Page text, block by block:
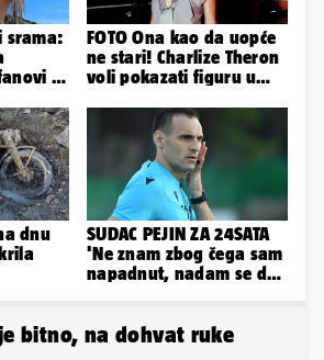
srama:
je
FOTO Ona kao da uopće
ne stari! Charlize Theron
voli pokazati figuru u
dnu
SUDAC PEJIN ZA 24SATA
'Ne znam zbog čega sam
napadnut, nadam se da
bitno, na dohvat ruke